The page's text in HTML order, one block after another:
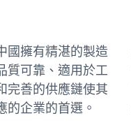
國擁有精湛的製造
質可靠、適用於工
完善的供應鏈使其
的企業的首選。